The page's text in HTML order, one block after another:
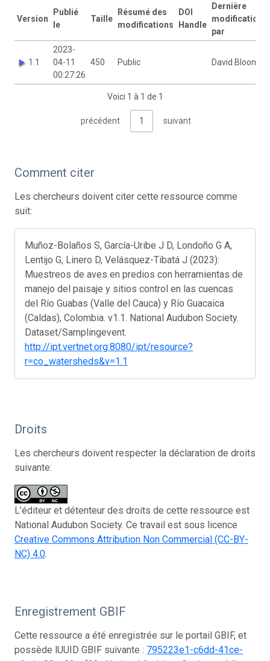
Version
Publié
le
Taille
Résumé des
modifications
DOI
Handle
Dernière
modification
par
1.1
2023-
04-11
00:27:26
450 Public David Bloom
Voici 1 à 1 de 1
précédent 1 suivant
Comment citer
Les chercheurs doivent citer cette ressource comme
suit:
Muñoz-Bolaños S, García-Uribe J D, Londoño G A,
Lentijo G, Linero D, Velásquez-Tibatá J (2023):
Muestreos de aves en predios con herramientas de
manejo del paisaje y sitios control en las cuencas
del Río Guabas (Valle del Cauca) y Río Guacaica
(Caldas), Colombia. v1.1. National Audubon Society.
Dataset/Samplingevent.
http://ipt.vertnet.org:8080/ipt/resource?
r=co_watersheds&v=1.1
Droits
Les chercheurs doivent respecter la déclaration de droits
suivante:
L’éditeur et détenteur des droits de cette ressource est
National Audubon Society. Ce travail est sous licence
Creative Commons Attribution Non Commercial (CC-BY-
NC) 4.0.
Enregistrement GBIF
Cette ressource a été enregistrée sur le portail GBIF, et
possède lUUID GBIF suivante : 795223e1-c6dd-41ce-